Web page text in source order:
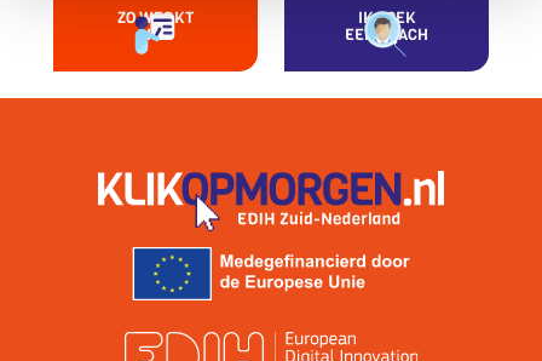
ZO WERKT
HET
IK ZOEK
EEN COACH